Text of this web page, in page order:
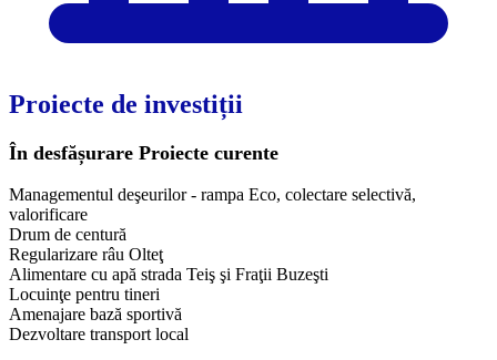
Proiecte de investiții
În desfășurare Proiecte curente
Managementul deşeurilor - rampa Eco, colectare selectivă,
valorificare
Drum de centură
Regularizare râu Olteţ
Alimentare cu apă strada Teiş şi Fraţii Buzeşti
Locuinţe pentru tineri
Amenajare bază sportivă
Dezvoltare transport local